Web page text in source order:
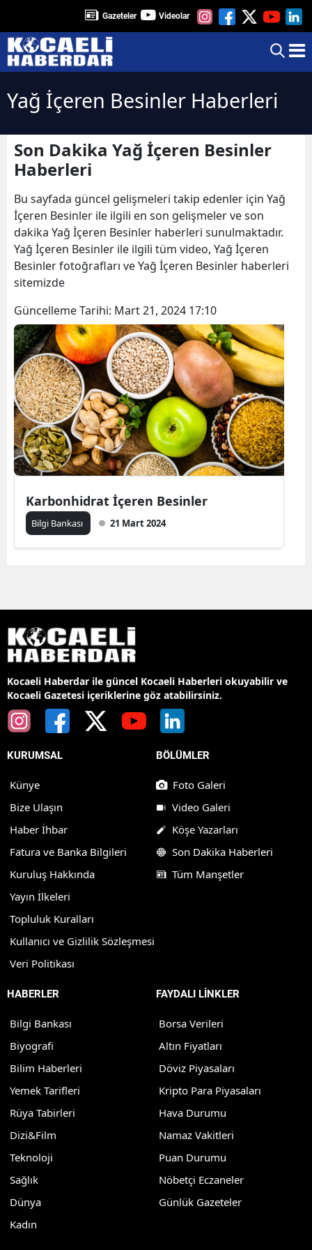
Gazeteler Videolar
Yağ İçeren Besinler Haberleri
Son Dakika Yağ İçeren Besinler
Haberleri
Bu sayfada güncel gelişmeleri takip edenler için Yağ
İçeren Besinler ile ilgili en son gelişmeler ve son
dakika Yağ İçeren Besinler haberleri sunulmaktadır.
Yağ İçeren Besinler ile ilgili tüm video, Yağ İçeren
Besinler fotoğrafları ve Yağ İçeren Besinler haberleri
sitemizde
Güncelleme Tarihi: Mart 21, 2024 17:10
Karbonhidrat İçeren Besinler
Bilgi Bankası 21 Mart 2024
Kocaeli Haberdar ile güncel Kocaeli Haberleri okuyabilir ve
Kocaeli Gazetesi içeriklerine göz atabilirsiniz.
KURUMSAL
Künye
Bize Ulaşın
Haber İhbar
Fatura ve Banka Bilgileri
Kuruluş Hakkında
Yayın İlkeleri
Topluluk Kuralları
Kullanıcı ve Gizlilik Sözleşmesi
Veri Politikası
BÖLÜMLER
Foto Galeri
Video Galeri
Köşe Yazarları
Son Dakika Haberleri
Tüm Manşetler
HABERLER
Bilgi Bankası
Biyografi
Bilim Haberleri
Yemek Tarifleri
Rüya Tabirleri
Dizi&Film
Teknoloji
Sağlık
Dünya
Kadın
FAYDALI LİNKLER
Borsa Verileri
Altın Fiyatları
Döviz Piyasaları
Kripto Para Piyasaları
Hava Durumu
Namaz Vakitleri
Puan Durumu
Nöbetçi Eczaneler
Günlük Gazeteler